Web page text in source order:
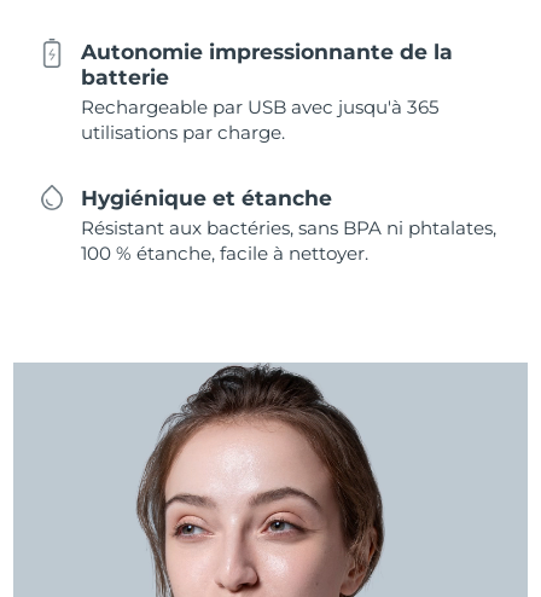
Autonomie impressionnante de la
batterie
Rechargeable par USB avec jusqu'à 365
utilisations par charge.
Hygiénique et étanche
Résistant aux bactéries, sans BPA ni phtalates,
100 % étanche, facile à nettoyer.